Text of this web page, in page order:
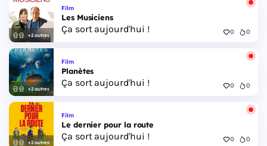
+2 autres
Film
Les Musiciens
Ça sort aujourd'hui ! 0 0
+2 autres
Film
Planètes
Ça sort aujourd'hui ! 0 0
+2 autres
Film
Le dernier pour la route
Ça sort aujourd'hui ! 0 0